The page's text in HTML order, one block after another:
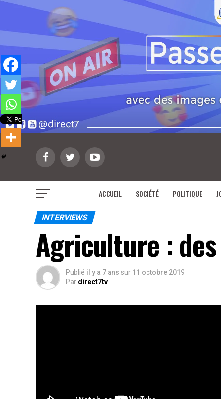
ACCUEIL SOCIÉTÉ POLITIQUE
INTERVIEWS
Agriculture :
Publié il y a 7 ans sur 11 octobre 2019
Par direct7tv